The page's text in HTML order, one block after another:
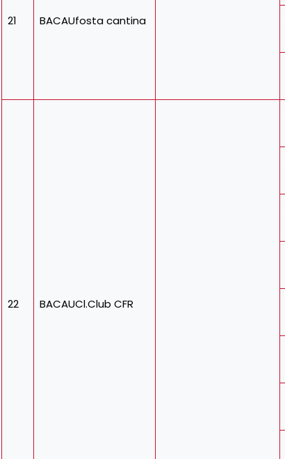
21 BACAUfosta cantina
22 BACAUCl.Club CFR